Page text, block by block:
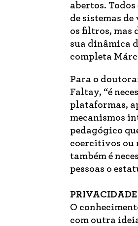
abertos.
de sistemas
os filtros, mas
sua dinâmica
completa
Para o
Faltay, “é
plataformas,
mecanismos
pedagógico
coercitivos ou
também é
pessoas o
PRIVACIDADE
O
com outra